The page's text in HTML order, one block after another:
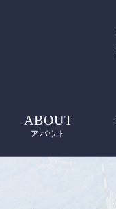
ABOUT
アバウト